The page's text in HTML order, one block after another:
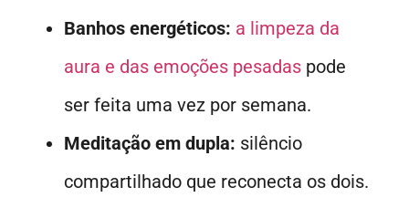
Banhos energéticos: a limpeza da
aura e das emoções pesadas pode
ser feita uma vez por semana.
Meditação em dupla: silêncio
compartilhado que reconecta os dois.